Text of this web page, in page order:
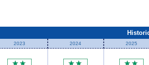
2023 2024 2025